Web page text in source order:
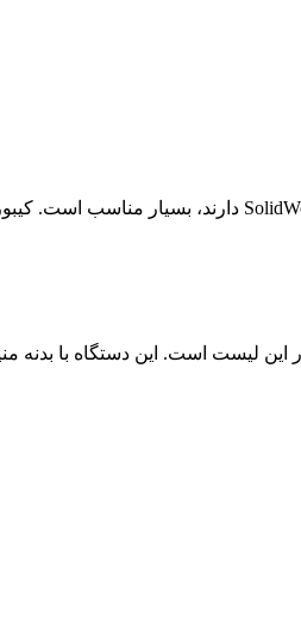
دارند، بسیار مناسب است.